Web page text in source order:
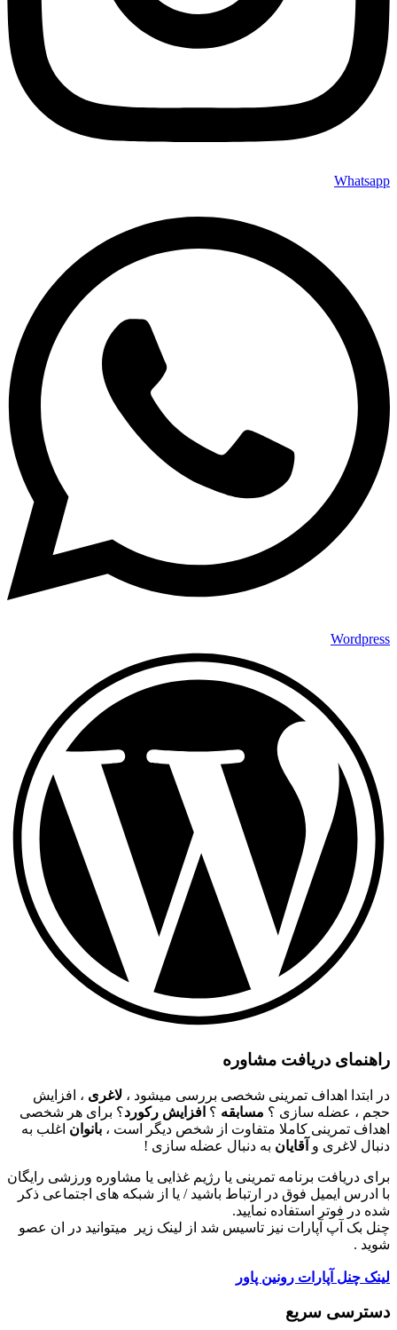
Whatsapp
Wordpress
راهنمای دریافت مشاوره
در ابتدا اهداف تمرینی شخصی بررسی میشود ، لاغری ، افزایش
حجم ، عضله سازی ؟ مسابقه ؟ افزایش رکورد؟ برای هر شخصی
اهداف تمرینی کاملا متفاوت از شخص دیگر است ، بانوان اغلب به
دنبال لاغری و آقایان به دنبال عضله سازی !
برای دریافت برنامه تمرینی یا رژیم غذایی یا مشاوره ورزشی رایگان
با ادرس ایمیل فوق در ارتباط باشید / یا از شبکه های اجتماعی ذکر
شده در فوتر استفاده نمایید.
چنل بک آپ آپارات نیز تاسیس شد از لینک زیر میتوانید در ان عصو
شوید .
لینک چنل آپارات رونین پاور
دسترسی سریع